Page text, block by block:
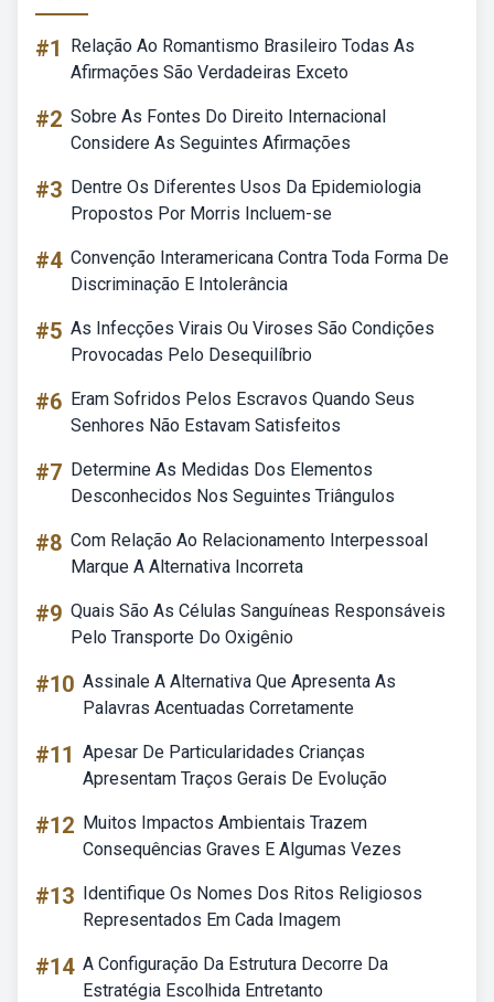
#1
Relação Ao Romantismo Brasileiro Todas As
Afirmações São Verdadeiras Exceto
#2 Sobre As Fontes Do Direito Internacional
Considere As Seguintes Afirmações
#3 Dentre Os Diferentes Usos Da Epidemiologia
Propostos Por Morris Incluem-se
#4 Convenção Interamericana Contra Toda Forma De
Discriminação E Intolerância
#5 As Infecções Virais Ou Viroses São Condições
Provocadas Pelo Desequilíbrio
#6 Eram Sofridos Pelos Escravos Quando Seus
Senhores Não Estavam Satisfeitos
#7 Determine As Medidas Dos Elementos
Desconhecidos Nos Seguintes Triângulos
#8 Com Relação Ao Relacionamento Interpessoal
Marque A Alternativa Incorreta
#9 Quais São As Células Sanguíneas Responsáveis
Pelo Transporte Do Oxigênio
#10 Assinale A Alternativa Que Apresenta As
Palavras Acentuadas Corretamente
#11 Apesar De Particularidades Crianças
Apresentam Traços Gerais De Evolução
#12 Muitos Impactos Ambientais Trazem
Consequências Graves E Algumas Vezes
#13 Identifique Os Nomes Dos Ritos Religiosos
Representados Em Cada Imagem
#14 A Configuração Da Estrutura Decorre Da
Estratégia Escolhida Entretanto